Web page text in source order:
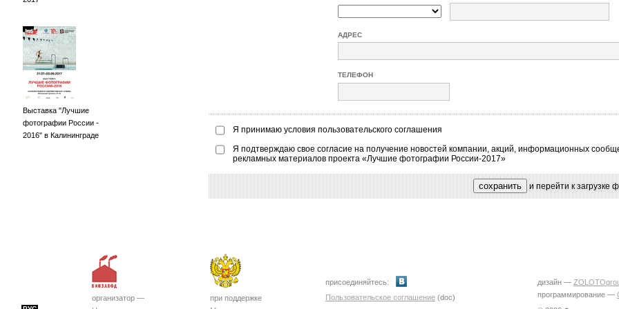
Выставка "Лучшие
фотографии России -
2016" в Калининграде
АДРЕС
ТЕЛЕФОН
Я принимаю условия пользовательского соглашения
Я подтверждаю свое согласие на получение новостей компании, акций, информационных
рекламных материалов проекта «Лучшие фотографии России-2017»
и перейти к загрузке
организатор —
при поддержке
присоединяйтесь:
Пользовательское соглашение (doc)
дизайн —
программирование —